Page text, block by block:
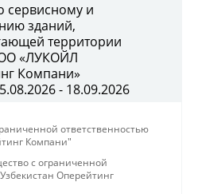
сервисному и
зданий,
территории
«ЛУКОЙЛ
Компани»
- 18.09.2026
ответственностью
Компани"
с ограниченной
Оперейтинг